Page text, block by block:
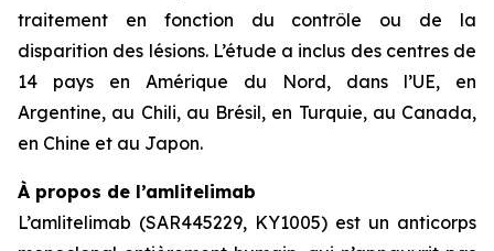
traitement en fonction du contrôle ou de la
disparition des lésions. L’étude a inclus des centres de
14 pays en Amérique du Nord, dans l’UE, en
Argentine, au Chili, au Brésil, en Turquie, au Canada,
en Chine et au Japon.
À propos de l’amlitelimab
L’amlitelimab (SAR445229, KY1005) est un anticorps